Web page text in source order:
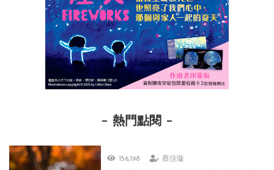
熱門點閱
156,198 蔡佳璇